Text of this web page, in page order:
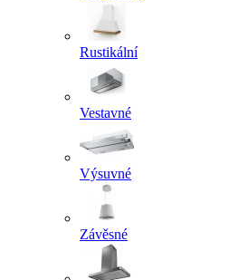
Rustikální
Vestavné
Výsuvné
Závěsné